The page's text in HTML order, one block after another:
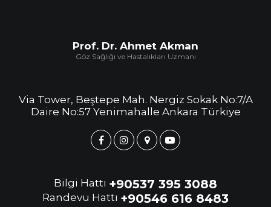
Prof. Dr. Ahmet Akman
Göz Sağlığı ve Hastalıkları Uzmanı
Via Tower, Beştepe Mah. Nergiz Sokak No:7/A
Daire No:57 Yenimahalle Ankara Türkiye
Bilgi Hattı +90537 395 3088
Randevu Hattı +90546 616 8483